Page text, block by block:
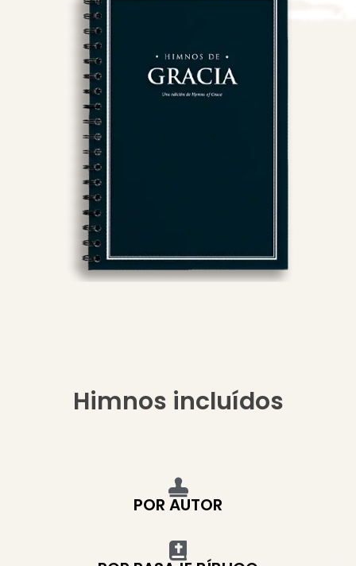
Himnos incluídos
POR AUTOR